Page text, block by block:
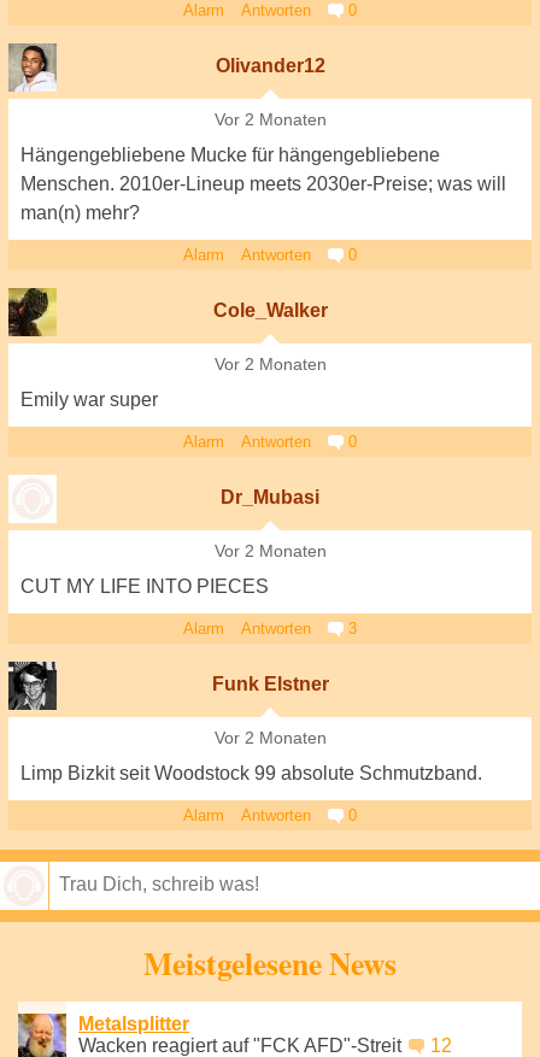
Alarm Antworten 0
Olivander12
Vor 2 Monaten
Hängengebliebene Mucke für hängengebliebene
Menschen. 2010er-Lineup meets 2030er-Preise; was will
man(n) mehr?
Alarm Antworten 0
Cole_Walker
Vor 2 Monaten
Emily war super
Alarm Antworten 0
Dr_Mubasi
Vor 2 Monaten
CUT MY LIFE INTO PIECES
Alarm Antworten 3
Funk Elstner
Vor 2 Monaten
Limp Bizkit seit Woodstock 99 absolute Schmutzband.
Alarm Antworten 0
Meistgelesene News
Metalsplitter
Wacken reagiert auf "FCK AFD"-Streit
12